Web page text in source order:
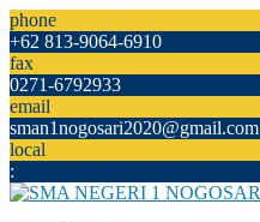
phone
+62 813-9064-6910
fax
0271-6792933
email
sman1nogosari2020@gmail.com
local
: